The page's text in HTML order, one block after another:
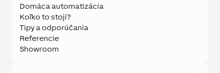
Domáca automatizácia
Koľko to stojí?
Tipy a odporúčania
Referencie
Showroom